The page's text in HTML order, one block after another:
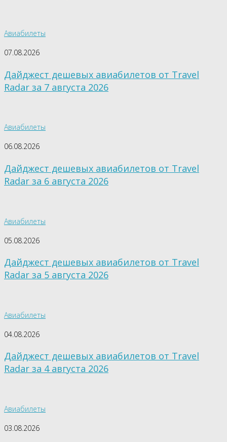
Авиабилеты
07.08.2026
Дайджест дешевых авиабилетов от Travel
Radar за 7 августа 2026
Авиабилеты
06.08.2026
Дайджест дешевых авиабилетов от Travel
Radar за 6 августа 2026
Авиабилеты
05.08.2026
Дайджест дешевых авиабилетов от Travel
Radar за 5 августа 2026
Авиабилеты
04.08.2026
Дайджест дешевых авиабилетов от Travel
Radar за 4 августа 2026
Авиабилеты
03.08.2026